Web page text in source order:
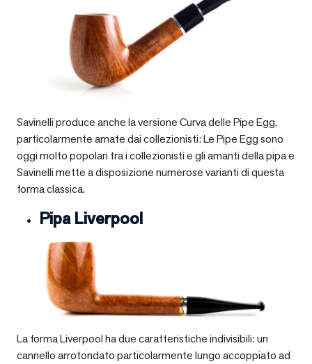
Savinelli produce anche la versione Curva delle Pipe Egg,
particolarmente amate dai collezionisti: Le Pipe Egg sono
oggi molto popolari tra i collezionisti e gli amanti della pipa e
Savinelli mette a disposizione numerose varianti di questa
forma classica.
Pipa Liverpool
La forma Liverpool ha due caratteristiche indivisibili: un
cannello arrotondato particolarmente lungo accoppiato ad